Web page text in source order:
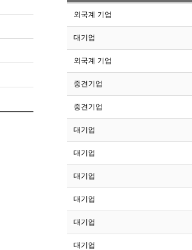
233
외국계 기업
232
대기업
231
외국계 기업
230
중견기업
229
중견기업
228
대기업
227
대기업
226
대기업
225
대기업
224
대기업
223
대기업